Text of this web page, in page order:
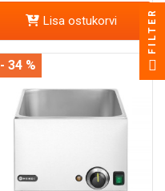
Lisa ostukorvi
- 34 %
FILTER